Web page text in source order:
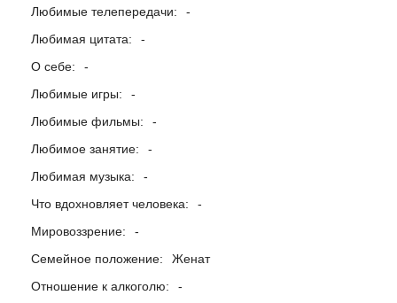
Любимые телепередачи:
-
Любимая цитата:
-
О себе:
-
Любимые игры:
-
Любимые фильмы:
-
Любимое занятие:
-
Любимая музыка:
-
Что вдохновляет человека:
-
Мировоззрение:
-
Семейное положение:
Женат
Отношение к алкоголю:
-